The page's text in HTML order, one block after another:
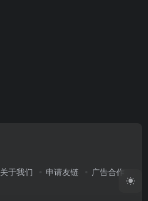
关于我们 申请友链 广告合作